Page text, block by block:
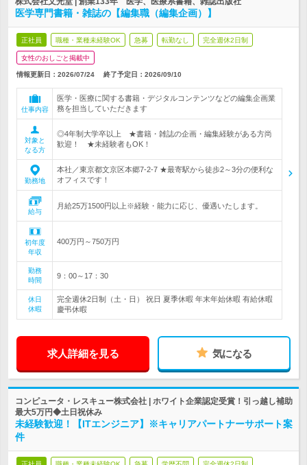
医学専門書籍・雑誌の【編集職（編集企画）】
正社員 職種・業種未経験OK 急募 転勤なし 完全週休2日制
女性のおしごと掲載中
情報更新日：2026/07/24 終了予定日： 2026/09/10
仕事内容
医学・医療に関する書籍・デジタルコンテンツなどの編集企画業
務を担当していただきます
対象と
なる方
◎4年制大学卒以上 ★書籍・雑誌の企画・編集経験がある方尚
歓迎！ ★未経験者もOK！
勤務地
本社／東京都文京区本郷7-2-7 ★最寄駅から徒歩2～3分の便利な
オフィスです！
給与
月給25万1500円以上※経験・能力に応じ、優遇いたします。
初年度
年収
400万円～750万円
勤務
時間
9：00～17：30
休日
休暇
完全週休2日制（土・日） 祝日 夏季休暇 年末年始休暇 有給休暇
慶弔休暇
求人詳細を見る 気になる
コンピュータ・レスキュー株式会社 | ホワイト企業認定受賞！引っ越し補助
最大5万円◆土日祝休み
未経験歓迎！【ITエンジニア】※キャリアパートナーサポート案
件